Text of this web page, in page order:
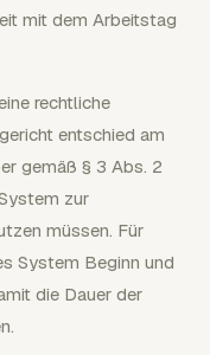
mit dem Arbeitstag
rechtliche
entschied am
gemäß § 3 Abs. 2
zur
müssen. Für
System Beginn und
die Dauer der